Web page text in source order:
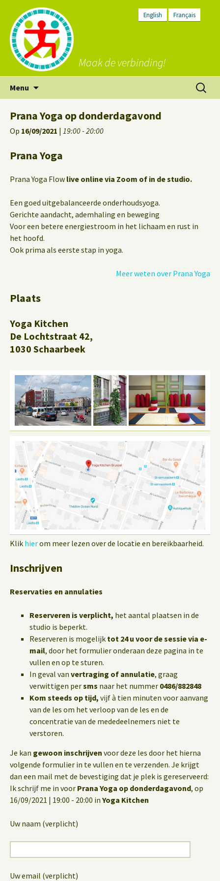
English Français
Maak de verbinding!
Menu
inhoud
Zoeken
naar:
Prana Yoga op donderdagavond
Op 16/09/2021 | 19:00 - 20:00
Prana Yoga
Prana Yoga Flow live online via Zoom of in de studio.
Een goed uitgebalanceerde onderhoudsyoga.
Gerichte aandacht, ademhaling en beweging
Voor een betere energiestroom in het lichaam en rust in
het hoofd.
Ook prima als eerste stap in yoga.
Meer weten over Prana Yoga
Plaats
Yoga Kitchen
De Lochtstraat 42,
1030 Schaarbeek
Klik hierom meer lezen over de locatie en bereikbaarheid.
Inschrijven
Reservaties en annulaties
Reserveren is verplicht, het aantal plaatsen in de
studio is beperkt.
Reserveren is mogelijk tot 24 u voor de sessie via e-
mail, door het formulier onderaan deze pagina in te
vullen en op te sturen.
In geval van vertraging of annulatie, graag
verwittigen persms naar het nummer 0486/882848
Kom steeds op tijd, vijf à tien minuten voor aanvang
van de les om het verloop van de les en de
concentratie van de mededeelnemers niet te
verstoren.
Je kan gewoon inschrijven voor deze les door het hierna
volgende formulier in te vullen en te verzenden. Je krijgt
dan een mail met de bevestiging dat je plek is gereserveerd:
Ik schrijf me in voor Prana Yoga op donderdagavond, op
16/09/2021 | 19:00 - 20:00 in Yoga Kitchen
Uw naam (verplicht)
Uw email (verplicht)